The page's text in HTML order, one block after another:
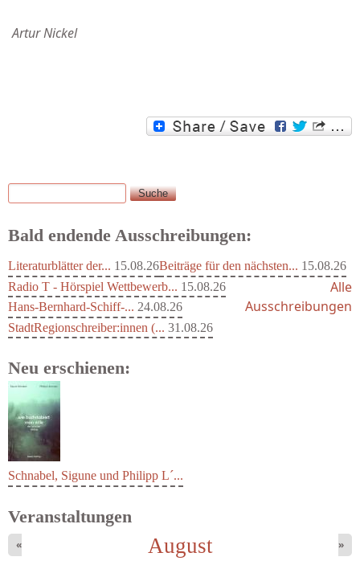
Artur Nickel
Suchformular
Suche
Bald endende Ausschreibungen:
Literaturblätter der... 15.08.26Beiträge für den nächsten... 15.08.26
Radio T - Hörspiel Wettbewerb... 15.08.26
Hans-Bernhard-Schiff-... 24.08.26
StadtRegionschreiber:innen (... 31.08.26
Alle
Ausschreibungen
Neu erschienen:
Schnabel, Sigune und Philipp L´...
Veranstaltungen
August
« »